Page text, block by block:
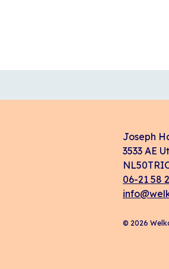
Joseph
3533 AE
06-21 58
© 2026